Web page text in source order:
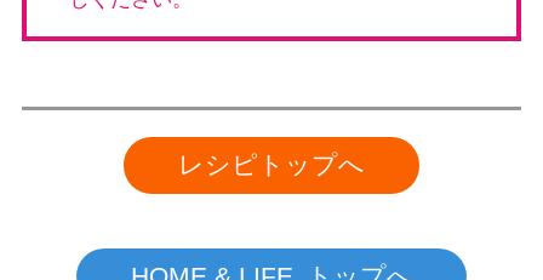
レシピトップへ